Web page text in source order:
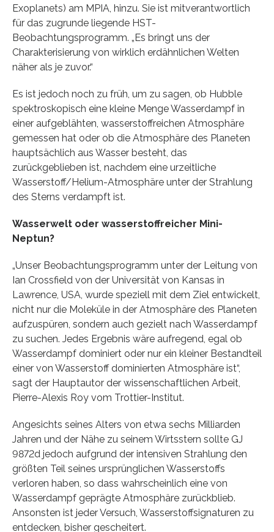
Exoplanets) am MPIA, hinzu. Sie ist mitverantwortlich
für das zugrunde liegende HST-
Beobachtungsprogramm. „Es bringt uns der
Charakterisierung von wirklich erdähnlichen Welten
näher als je zuvor.“
Es ist jedoch noch zu früh, um zu sagen, ob Hubble
spektroskopisch eine kleine Menge Wasserdampf in
einer aufgeblähten, wasserstoffreichen Atmosphäre
gemessen hat oder ob die Atmosphäre des Planeten
hauptsächlich aus Wasser besteht, das
zurückgeblieben ist, nachdem eine urzeitliche
Wasserstoff/Helium-Atmosphäre unter der Strahlung
des Sterns verdampft ist.
Wasserwelt oder wasserstoffreicher Mini-
Neptun?
„Unser Beobachtungsprogramm unter der Leitung von
Ian Crossfield von der Universität von Kansas in
Lawrence, USA, wurde speziell mit dem Ziel entwickelt,
nicht nur die Moleküle in der Atmosphäre des Planeten
aufzuspüren, sondern auch gezielt nach Wasserdampf
zu suchen. Jedes Ergebnis wäre aufregend, egal ob
Wasserdampf dominiert oder nur ein kleiner Bestandteil
einer von Wasserstoff dominierten Atmosphäre ist“,
sagt der Hauptautor der wissenschaftlichen Arbeit,
Pierre-Alexis Roy vom Trottier-Institut.
Angesichts seines Alters von etwa sechs Milliarden
Jahren und der Nähe zu seinem Wirtsstern sollte GJ
9872d jedoch aufgrund der intensiven Strahlung den
größten Teil seines ursprünglichen Wasserstoffs
verloren haben, so dass wahrscheinlich eine von
Wasserdampf geprägte Atmosphäre zurückblieb.
Ansonsten ist jeder Versuch, Wasserstoffsignaturen zu
entdecken, bisher gescheitert.